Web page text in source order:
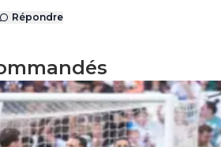
Répondre